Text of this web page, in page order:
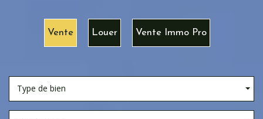
Vente Louer Vente Immo Pro
Type de bien